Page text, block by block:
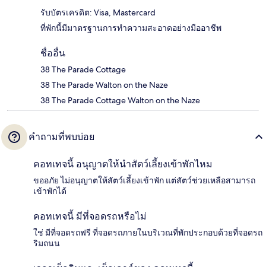
รับบัตรเครดิต: Visa, Mastercard
ที่พักนี้มีมาตรฐานการทำความสะอาดอย่างมืออาชีพ
ชื่ออื่น
38 The Parade Cottage
38 The Parade Walton on the Naze
38 The Parade Cottage Walton on the Naze
คำถามที่พบบ่อย
คอทเทจนี้ อนุญาตให้นำสัตว์เลี้ยงเข้าพักไหม
ขออภัย ไม่อนุญาตให้สัตว์เลี้ยงเข้าพัก แต่สัตว์ช่วยเหลือสามารถ
เข้าพักได้
คอทเทจนี้ มีที่จอดรถหรือไม่
ใช่ มีที่จอดรถฟรี ที่จอดรถภายในบริเวณที่พักประกอบด้วยที่จอดรถ
ริมถนน